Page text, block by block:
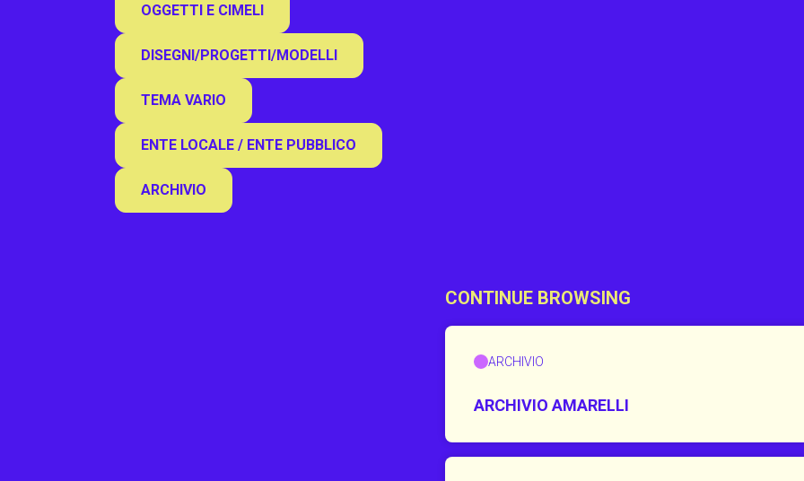
OGGETTI E CIMELI
DISEGNI/PROGETTI/MODELLI
TEMA VARIO
ENTE LOCALE / ENTE PUBBLICO
ARCHIVIO
CONTINUE BROWSING
ARCHIVIO
ARCHIVIO AMARELLI